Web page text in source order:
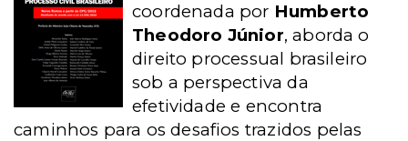
coordenada por Humberto
Theodoro Júnior, aborda o
direito processual brasileiro
sob a perspectiva da
efetividade e encontra
caminhos para os desafios trazidos pelas